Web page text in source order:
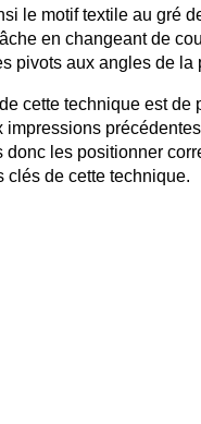
le motif textile au gré
en changeant de
pivots aux angles de la
cette technique est
impressions
donc les positionner
clés de cette technique.